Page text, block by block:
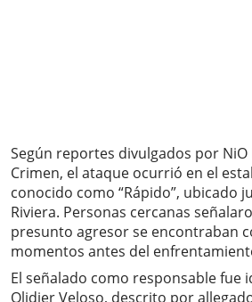
Según reportes divulgados por
Crimen, el ataque ocurrió en el
conocido como “Rápido”, ubicado
Riviera. Personas cercanas
presunto agresor se encontraban
momentos antes del
El señalado como responsable fue
Olidier Veloso, descrito por